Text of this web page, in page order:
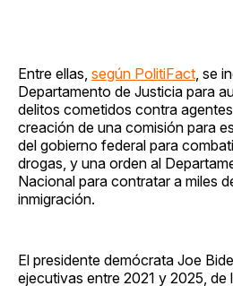
Entre ellas, según PolitiFact, se
Departamento de Justicia para
delitos cometidos contra
creación de una comisión para
del gobierno federal para
drogas, y una orden al
Nacional para contratar a miles
inmigración.
El presidente demócrata Joe
ejecutivas entre 2021 y 2025,